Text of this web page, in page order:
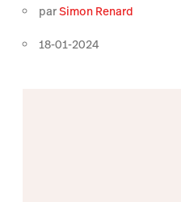
parSimon Renard
18-01-2024